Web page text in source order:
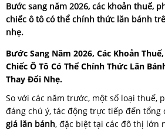
Bước sang năm 2026, các khoản thuế,
chiếc ô tô có thể chính thức lăn bánh
nhẹ.
Bước Sang Năm 2026, Các Khoản
Chiếc Ô Tô Có Thể Chính Thức Lăn
Thay Đổi Nhẹ.
So với các năm trước, một số loại thuế,
đáng chú ý, tác động trực tiếp đến tổng
giá lăn bánh, đặc biệt tại các đô thị lớn